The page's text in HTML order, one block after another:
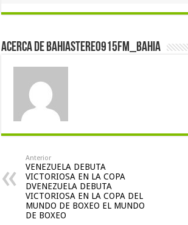
Acerca de bahiastereo915fm_bahia
Anterior
VENEZUELA DEBUTA
VICTORIOSA EN LA COPA
DVENEZUELA DEBUTA
VICTORIOSA EN LA COPA DEL
MUNDO DE BOXEO EL MUNDO
DE BOXEO